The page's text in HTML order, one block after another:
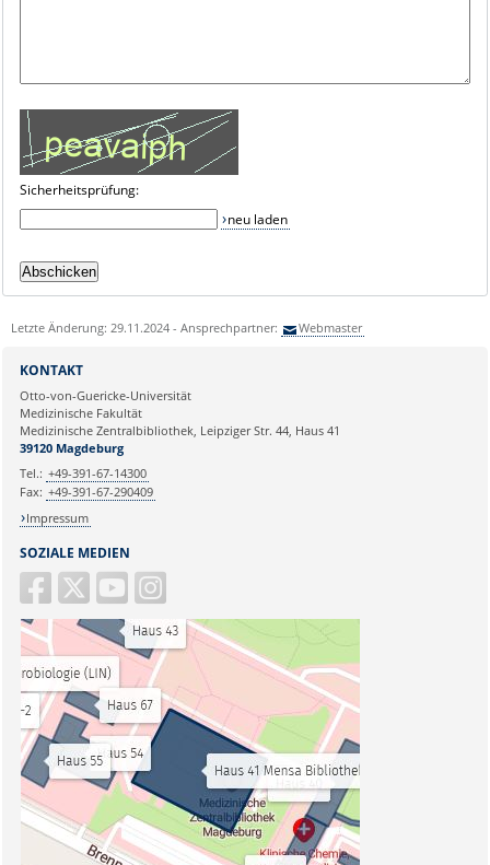
Sicherheitsprüfung:
neu laden
Letzte Änderung: 29.11.2024 - Ansprechpartner: Webmaster
SOZIALE MEDIEN
KONTAKT
Otto-von-Guericke-Universität
Medizinische Fakultät
Medizinische Zentralbibliothek, Leipziger Str. 44, Haus 41
39120 Magdeburg
Tel.: +49-391-67-14300
Fax: +49-391-67-290409
Impressum